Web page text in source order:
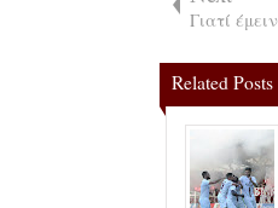
Γιατί
Related Posts